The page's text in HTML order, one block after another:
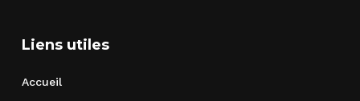
Liens utiles
Accueil